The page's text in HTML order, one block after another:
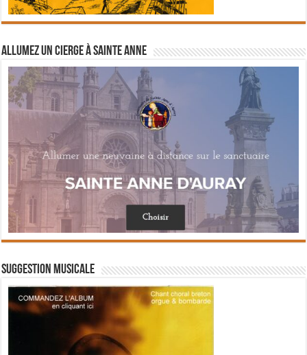
Allumez un cierge à Sainte Anne
Suggestion musicale